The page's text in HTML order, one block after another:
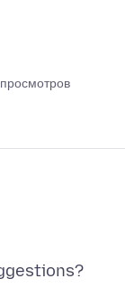
просмотров